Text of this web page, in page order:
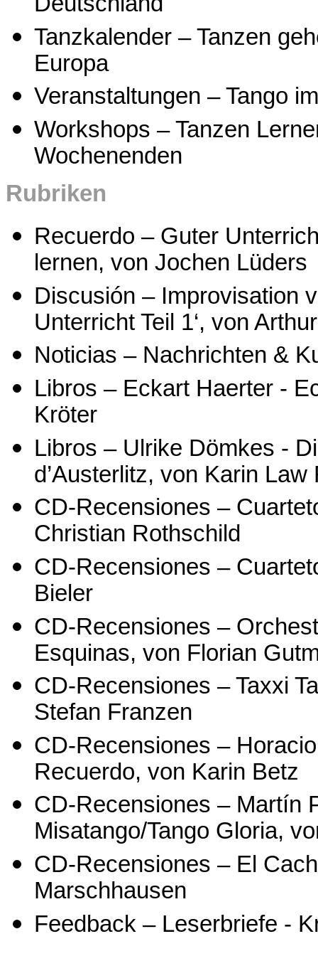
Tanzkalender – Tanzen
Europa
Veranstaltungen – Tango
Workshops – Tanzen
Wochenenden
Rubriken
Recuerdo – Guter
lernen, von Jochen Lüders
Discusión – Improvisation
Unterricht Teil 1‘, von
Noticias – Nachrichten &
Libros – Eckart Haerter -
Kröter
Libros – Ulrike Dömkes -
d’Austerlitz, von Karin
CD-Recensiones –
Christian Rothschild
CD-Recensiones –
Bieler
CD-Recensiones –
Esquinas, von Florian
CD-Recensiones – Taxxi
Stefan Franzen
CD-Recensiones –
Recuerdo, von Karin Betz
CD-Recensiones – Martín
Misatango/Tango Gloria,
CD-Recensiones – El
Marschhausen
Feedback – Leserbriefe -